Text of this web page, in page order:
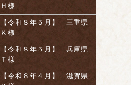
Ｈ様
【令和８年５月】 三重県
Ｋ様
【令和８年５月】 兵庫県
Ｔ様
【令和８年４月】 滋賀県